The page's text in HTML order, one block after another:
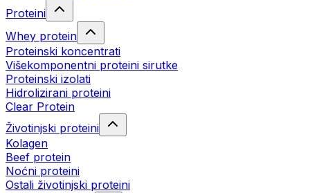
Proteini
Whey protein
Proteinski koncentrati
Višekomponentni proteini sirutke
Proteinski izolati
Hidrolizirani proteini
Clear Protein
Životinjski proteini
Kolagen
Beef protein
Noćni proteini
Ostali životinjski proteini